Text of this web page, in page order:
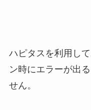
ハピタスを利用し
ン時にエラーが出
せん。